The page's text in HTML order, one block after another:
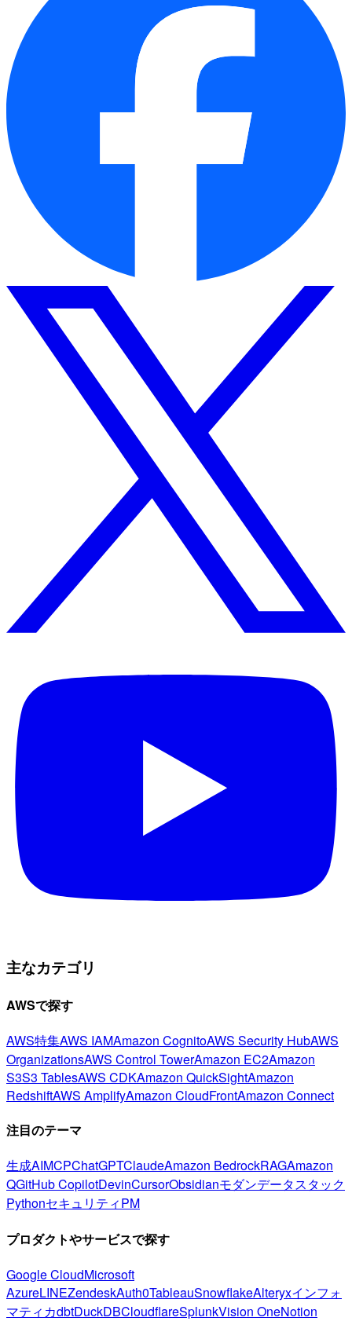
主なカテゴリ
AWSで探す
AWS特集AWS IAMAmazon CognitoAWS Security HubAWS
OrganizationsAWS Control TowerAmazon EC2Amazon
S3S3 TablesAWS CDKAmazon QuickSightAmazon
RedshiftAWS AmplifyAmazon CloudFrontAmazon Connect
注目のテーマ
生成AIMCPChatGPTClaudeAmazon BedrockRAGAmazon
QGitHub CopilotDevinCursorObsidianモダンデータスタック
PythonセキュリティPM
プロダクトやサービスで探す
Google CloudMicrosoft
AzureLINEZendeskAuth0TableauSnowflakeAlteryxインフォ
マティカdbtDuckDBCloudflareSplunkVision OneNotion